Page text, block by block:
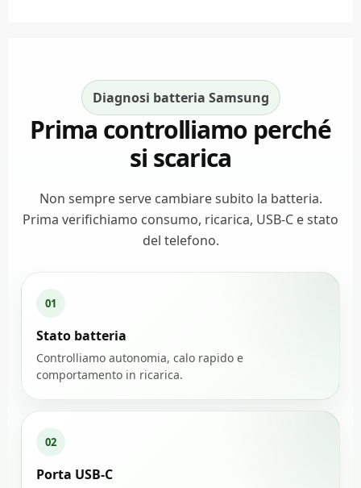
Diagnosi batteria Samsung
Prima controlliamo perché
si scarica
Non sempre serve cambiare subito la batteria.
Prima verifichiamo consumo, ricarica, USB-C e stato
del telefono.
01
Stato batteria
Controlliamo autonomia, calo rapido e
comportamento in ricarica.
02
Porta USB-C